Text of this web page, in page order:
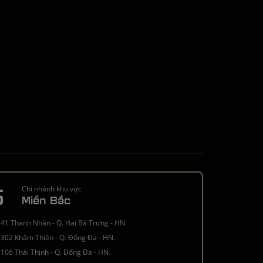
Chi nhánh khu vực
Miền Bắc
41 Thanh Nhàn - Q. Hai Bà Trưng - HN.
302 Khâm Thiên - Q. Đống Đa - HN.
106 Thái Thịnh - Q. Đống Đa - HN.